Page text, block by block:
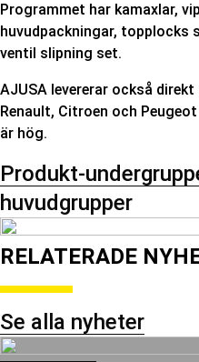
Programmet har kamaxlar,
huvudpackningar, topplocks
ventil slipning set.
AJUSA levererar också
Renault, Citroen och
är hög.
Produkt-
huvudgrupper
RELATERADE
Se alla nyheter